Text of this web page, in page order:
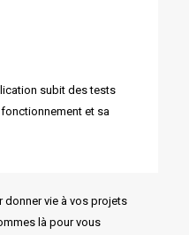
subit des tests
et sa
donner vie à vos projets
là pour vous